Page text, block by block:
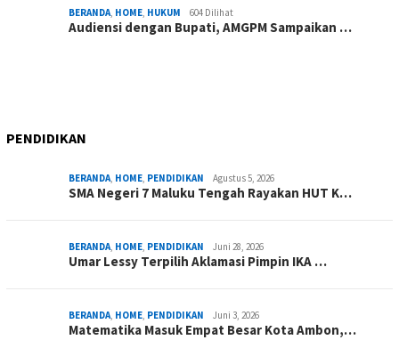
BERANDA, HOME, HUKUM 604 Dilihat
Audiensi dengan Bupati, AMGPM Sampaikan …
PENDIDIKAN
BERANDA, HOME, PENDIDIKAN Agustus 5, 2026
SMA Negeri 7 Maluku Tengah Rayakan HUT K…
BERANDA, HOME, PENDIDIKAN Juni 28, 2026
Umar Lessy Terpilih Aklamasi Pimpin IKA …
BERANDA, HOME, PENDIDIKAN Juni 3, 2026
Matematika Masuk Empat Besar Kota Ambon,…